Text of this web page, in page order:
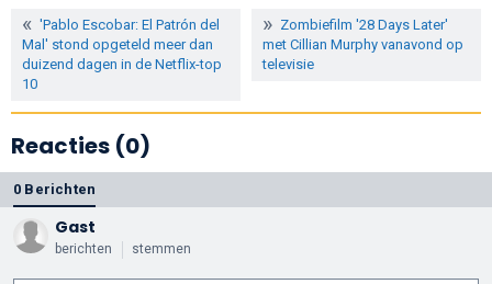
'Pablo Escobar: El Patrón del
Mal' stond opgeteld meer dan
duizend dagen in de Netflix-top
10
Zombiefilm '28 Days Later'
met Cillian Murphy vanavond op
televisie
Reacties (0)
0 Berichten
Gast
berichten stemmen